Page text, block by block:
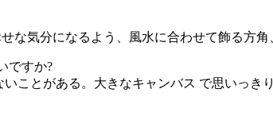
な気分になるよう、風水に合わせて飾る方角
ですか?
ことがある。大きなキャンバス で思いっき